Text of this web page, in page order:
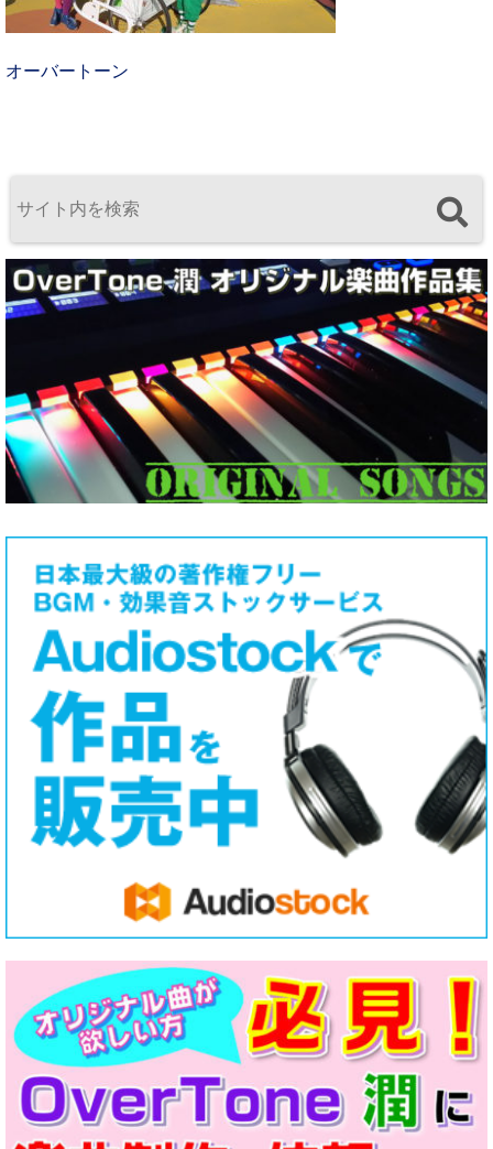
オーバートーン